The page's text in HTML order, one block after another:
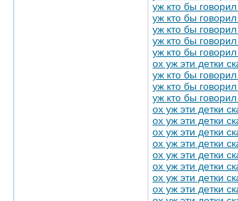
уж кто бы
уж кто бы
уж кто бы
уж кто бы говорил
уж кто бы
ох уж эти детки
уж кто бы говорил
уж кто бы
уж кто бы
ох уж эти детки
ох уж эти детки
ох уж эти детки
ох уж эти детки
ох уж эти детки
ох уж эти детки
ох уж эти детки
ох уж эти детки